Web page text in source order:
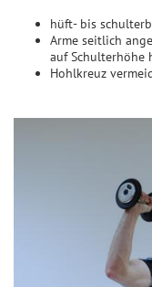
hüft- bis
Arme seitlich
auf Schulterhöhe
Hohlkreuz